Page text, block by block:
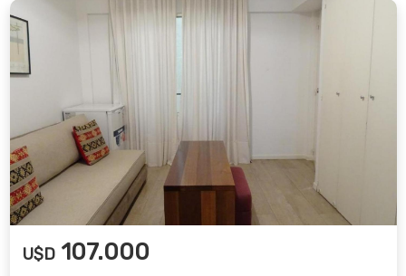
U$D 107.000